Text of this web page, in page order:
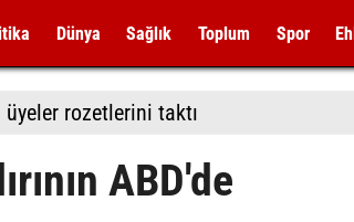
Dünya Sağlık Toplum Spor
üyeler rozetlerini taktı
ABD'de